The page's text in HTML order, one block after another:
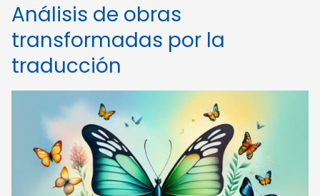
Análisis de obras
transformadas por la
traducción